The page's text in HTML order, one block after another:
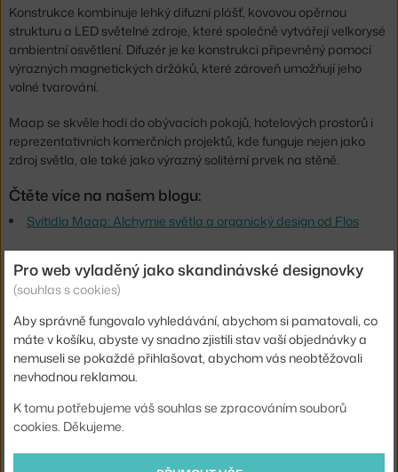
Konstrukce kombinuje lehký difuzní plášť, kovovou opěrnou
strukturu a LED světelné zdroje, které společně vytvářejí velkorysé
ambientní osvětlení. Difuzér je ke konstrukci připevněný pomocí
výrazných magnetických držáků, které zároveň umožňují jeho
volné tvarování.
Maap se skvěle hodí do obývacích pokojů, hotelových prostorů i
reprezentativních komerčních projektů, kde funguje nejen jako
zdroj světla, ale také jako výrazný solitérní prvek na stěně.
Čtěte více na našem blogu:
Svítidla Maap: Alchymie světla a organický design od Flos
Výška:
155 cm
Šířka:
320 cm
Velikost svítidla:
velké (nad 50 cm)
Barva:
bílá
Materiál:
tkanina, ocel
Krytí:
IP20
Hlavní materiál:
textil / papír
Pro web vyladěný jako skandinávské designovky
(souhlas s cookies)
Aby správně fungovalo vyhledávání, abychom si pamatovali, co
máte v košíku, abyste vy snadno zjistili stav vaší objednávky a
nemuseli se pokaždé přihlašovat, abychom vás neobtěžovali
nevhodnou reklamou.
K tomu potřebujeme váš souhlas se zpracováním souborů
cookies. Děkujeme.